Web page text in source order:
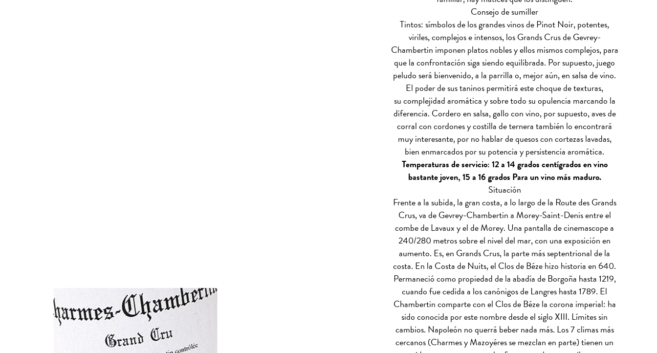
Consejo de sumiller
Tintos: símbolos de los grandes vinos de Pinot Noir, potentes,
viriles, complejos e intensos, los Grands Crus de Gevrey-
Chambertin imponen platos nobles y ellos mismos complejos, para
que la confrontación siga siendo equilibrada. Por supuesto, juego
peludo será bienvenido, a la parrilla o, mejor aún, en salsa de vino.
El poder de sus taninos permitirá este choque de texturas,
su complejidad aromática y sobre todo su opulencia marcando la
diferencia. Cordero en salsa, gallo con vino, por supuesto, aves de
corral con cordones y costilla de ternera también lo encontrará
muy interesante, por no hablar de quesos con cortezas lavadas,
bien enmarcados por su potencia y persistencia aromática.
Temperaturas de servicio: 12 a 14 grados centígrados en vino
bastante joven, 15 a 16 grados Para un vino más maduro.
Situación
Frente a la subida, la gran costa, a lo largo de la Route des Grands
Crus, va de Gevrey-Chambertin a Morey-Saint-Denis entre el
combe de Lavaux y el de Morey. Una pantalla de cinemascope a
240/280 metros sobre el nivel del mar, con una exposición en
aumento. Es, en Grands Crus, la parte más septentrional de la
costa. En la Costa de Nuits, el Clos de Béze hizo historia en 640.
Permaneció como propiedad de la abadía de Borgoña hasta 1219,
cuando fue cedida a los canónigos de Langres hasta 1789. El
Chambertin comparte con el Clos de Béze la corona imperial: ha
sido conocida por este nombre desde el siglo XIII. Límites sin
cambios. Napoleón no querrá beber nada más. Los 7 climas más
cercanos (Charmes y Mazoyéres se mezclan en parte) tienen un